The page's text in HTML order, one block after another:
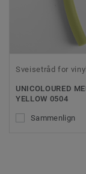
Sveisetråd for
UNICOLOURED
YELLOW 0504
Sammenlign